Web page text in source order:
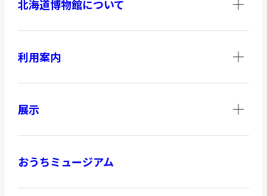
北海道博物館について
利用案内
展示
おうちミュージアム